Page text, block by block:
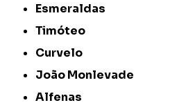
Esmeraldas
Timóteo
Curvelo
João Monlevade
Alfenas